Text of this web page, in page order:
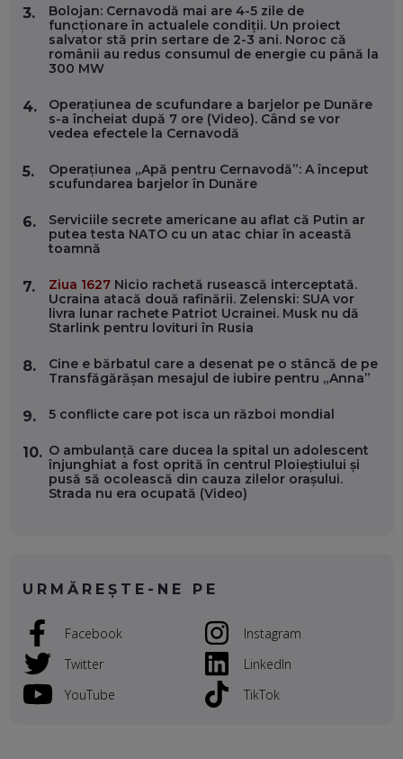
EP. 57
ANDREI AVĂDANEI, BIT SENTINEL: CUM ÎȚI PROTEJEZI
EFICIENT VIAȚA ONLINE. ȘI CARE SUNT PRIMII PAȘI ÎNTR-O
EP. 56
ÎNVAȚĂ AEO ȘI GEO!
EP. 55
OLIVIU MATEI, HOLISUN: SOFTWARE DE LA CLUJ PENTRU
WASHINGTON, OCHELARI INTELIGENȚI ȘI FERME
EP. 54
VALENTIN VANCEA, CEO AL PATRIA BANK: AUTOMATIZĂM
INSTITUȚIILE STATULUI?
EP. 53
VOICU OPREAN (AROBS): CUM CONSTRUIEȘTI O COMPANIE
TA LOCALĂ - ȘI CE SĂ DAI ÎNAPOI
EP. 52
ROBERT GRAUR, FOMO: SPEAKERUL PE SCENĂ, INVITATUL
RADU MOȚOC, TECHSOUP: O TREIME DINTRE
ȚIPĂ, CU FEȚELE ACOPERITE. CUM ÎNVĂȚĂM SĂ DISCUTĂM
ȘI SĂ DECIDEM
CRISTIAN CHINA BIRTA, KOOPERATIVA 2.0: CUM ÎȚI FACI
PROMOVAREA ONLINE. 3 PAȘI CA SĂ RECUNOȘTI „ȚEPARII”
3.
Bolojan: Cernavodă mai are 4-5 zile de
funcționare în actualele condiții. Un proiect
salvator stă prin sertare de 2-3 ani. Noroc că
românii au redus consumul de energie cu până la
300 MW
4.
Operațiunea de scufundare a barjelor pe Dunăre
s-a încheiat după 7 ore (Video). Când se vor
vedea efectele la Cernavodă
5.
Operațiunea „Apă pentru Cernavodă”: A început
scufundarea barjelor în Dunăre
6.
Serviciile secrete americane au aflat că Putin ar
putea testa NATO cu un atac chiar în această
toamnă
7. Ziua 1627 Nicio rachetă rusească interceptată.
Ucraina atacă două rafinării. Zelenski: SUA vor
livra lunar rachete Patriot Ucrainei. Musk nu dă
Starlink pentru lovituri în Rusia
8.
Cine e bărbatul care a desenat pe o stâncă de pe
Transfăgărășan mesajul de iubire pentru „Anna”
9. 5 conflicte care pot isca un război mondial
10. O ambulanță care ducea la spital un adolescent
înjunghiat a fost oprită în centrul Ploieștiului și
pusă să ocolească din cauza zilelor orașului.
Strada nu era ocupată (Video)
URMĂREȘTE-NE PE
Facebook
Twitter
YouTube
Instagram
LinkedIn
TikTok